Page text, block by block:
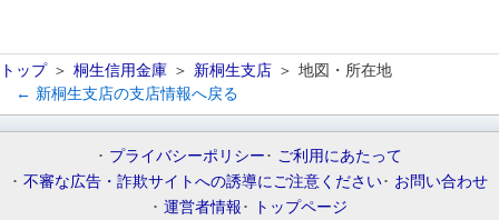
トップ 桐生信用金庫 新桐生支店
地図・所在地
← 新桐生支店の支店情報へ戻る
プライバシーポリシー
ご利用にあたって
不審な広告・詐欺サイトへの誘導にご注意ください
お問い合わせ
運営者情報
トップページ